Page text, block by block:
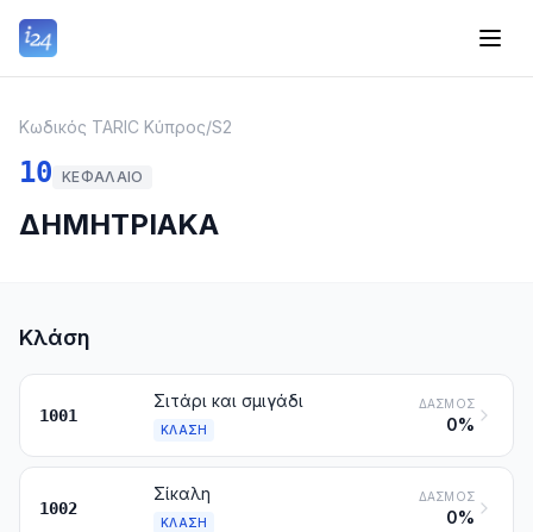
Κωδικός TARIC Κύπρος/S2
10 ΚΕΦΆΛΑΙΟ
ΔΗΜΗΤΡΙΑΚΑ
Κλάση
1001
Σιτάρι και σμιγάδι
ΚΛΆΣΗ
ΔΑΣΜΌΣ
0%
1002
Σίκαλη
ΚΛΆΣΗ
ΔΑΣΜΌΣ
0%